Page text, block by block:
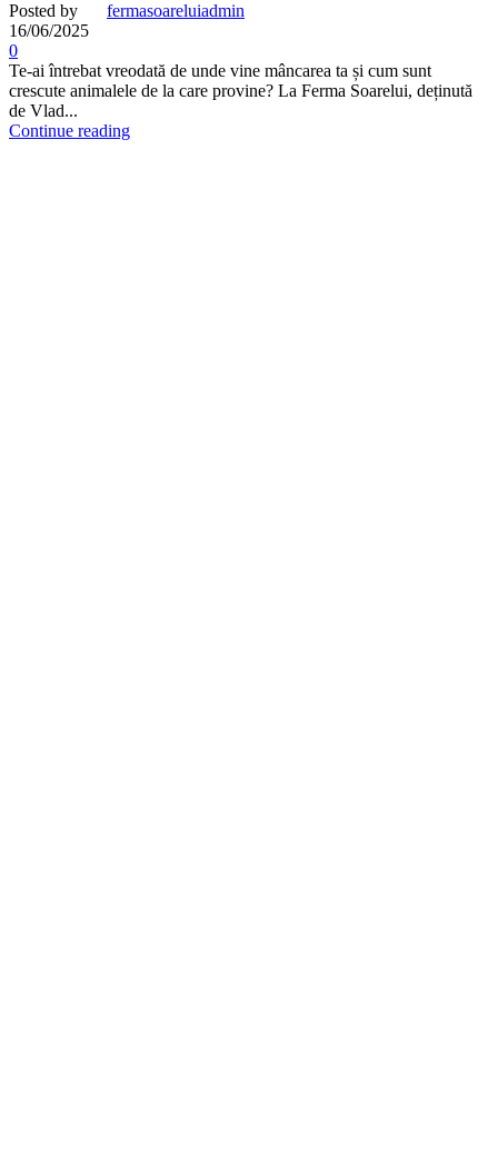
Posted by
fermasoareluiadmin
16/06/2025
0
Te-ai întrebat vreodată de unde vine mâncarea ta și cum sunt
crescute animalele de la care provine? La Ferma Soarelui, deținută
de Vlad...
Continue reading